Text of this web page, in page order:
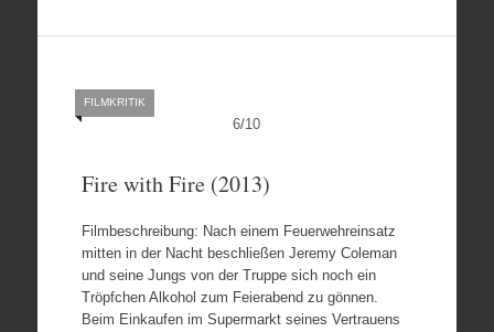
6/10
FILMKRITIK
Fire with Fire (2013)
Filmbeschreibung: Nach einem Feuerwehreinsatz
mitten in der Nacht beschließen Jeremy Coleman
und seine Jungs von der Truppe sich noch ein
Tröpfchen Alkohol zum Feierabend zu gönnen.
Beim Einkaufen im Supermarkt seines Vertrauens